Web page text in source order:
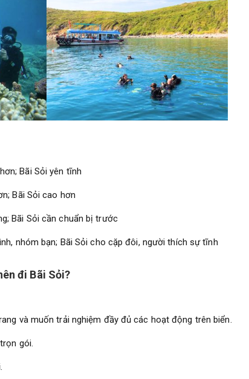
Bãi Sỏi yên tĩnh
Bãi Sỏi cao hơn
Bãi Sỏi cần chuẩn bị trước
nhóm bạn; Bãi Sỏi cho cặp đôi, người thích sự tĩnh
đi Bãi Sỏi?
và muốn trải nghiệm đầy đủ các hoạt động trên biển.
gói.